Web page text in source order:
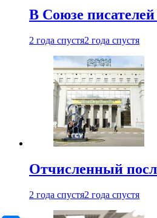
В Союзе
2 года спустя2 года спустя
Отчисленный
2 года спустя2 года спустя